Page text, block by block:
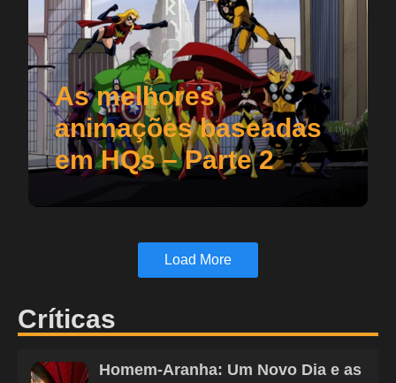
As melhores
animações baseadas
em HQs – Parte 2
Load More
Críticas
Homem-Aranha: Um Novo Dia e as